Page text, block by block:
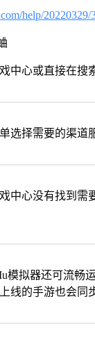
help/
中心或直接在搜
选择需要的渠道
中心没有找到需
模拟器还可流畅
线的手游也会同